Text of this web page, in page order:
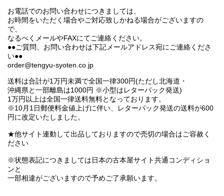
お電話でのお問い合わせにつきましては、
お時間をいただく場合やご対応致しかねる場合がございますの
で、
なるべくメールやFAXにてご連絡ください。
●●ご質問、お問い合わせは下記メールアドレス宛にご連絡くださ
い●●
order@tengyu-syoten.co.jp
送料は合計が1万円未満で全国一律300円(ただし北海道・
沖縄県と一部離島は1000円 ※小型はレターパック発送)
1万円以上は全国一律送料無料となっております。
※10月1日郵便料金値上げに伴い、レターパック発送の送料が600
円に改定いたしました。
★他サイト連動して出品しておりますので売切の場合はご容赦く
ださい
※状態表記につきましては日本の古本屋サイト共通コンディショ
ンと
一部相違がございますので予めご了承願います。